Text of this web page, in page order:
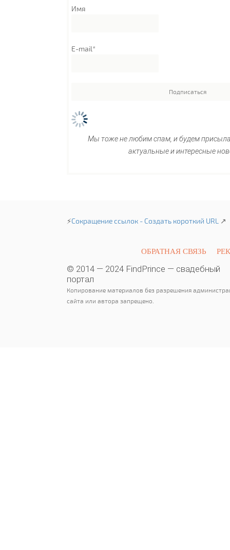
Имя
E-mail*
Мы тоже не любим спам, и будем
актуальные и интересные
⚡Сокращение ссылок - Создать короткий URL ↗
ОБРАТНАЯ СВЯЗЬ
© 2014 — 2024 FindPrince — свадебный
портал
Копирование материалов без разрешения
сайта или автора запрещено.